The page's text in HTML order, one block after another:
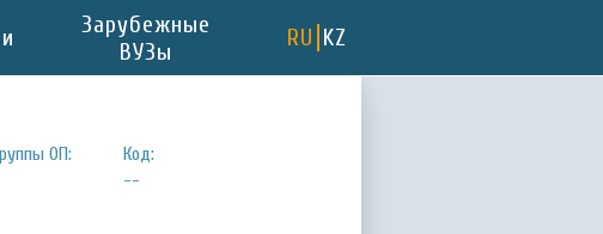
Зарубежные
ВУЗы
RU KZ
ОП:
Код:
--